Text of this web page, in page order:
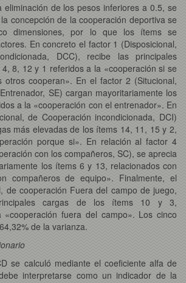
eliminación de los pesos inferiores a 0.5, se
concepción de la cooperación deportiva se
dimensiones, por lo que los ítems se
En concreto el factor 1 (Disposicional,
DCC), recibe las principales
8, 12 y 1 referidos a la «cooperación si se
cooperan». En el factor 2 (Situcional,
SE) cargan mayoritariamente los
a la «cooperación con el entrenador». En
de Cooperación incondicionada, DCI)
más elevadas de los ítems 14, 11, 15 y 2,
porque si». En relación al factor 4
con los compañeros, SC), se aprecia
los ítems 6 y 13, relacionados con
compañeros de equipo». Finalmente, el
de cooperación Fuera del campo de juego,
cargas de los ítems 10 y 3,
«cooperación fuera del campo». Los cinco
de la varianza.
se calculó mediante el coeficiente alfa de
interpretarse como un indicador de la